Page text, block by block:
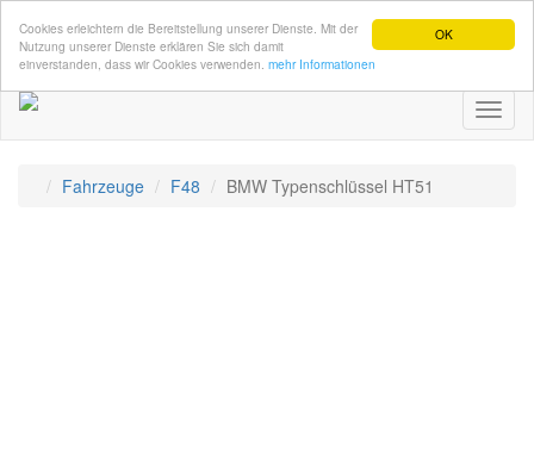
OK
Cookies erleichtern die Bereitstellung unserer Dienste. Mit der
Nutzung unserer Dienste erklären Sie sich damit
einverstanden, dass wir Cookies verwenden. mehr Informationen
Fahrzeuge F48 BMW Typenschlüssel HT51